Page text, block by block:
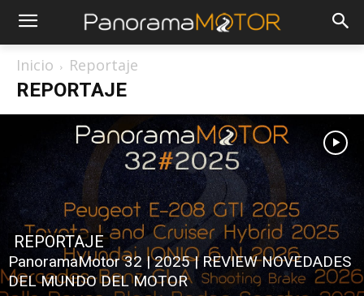
Inicio Reportaje
REPORTAJE
REPORTAJE
PanoramaMotor 32 | 2025 | REVIEW NOVEDADES
DEL MUNDO DEL MOTOR